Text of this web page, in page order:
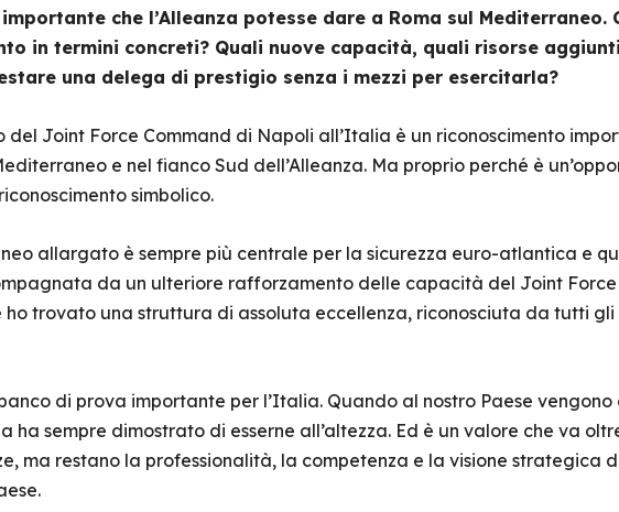
che l’Alleanza potesse dare a Roma sul
in termini concreti? Quali nuove capacità, quali risorse
una delega di prestigio senza i mezzi per esercitarla?
del Joint Force Command di Napoli all’Italia è un riconoscimento
e nel fianco Sud dell’Alleanza. Ma proprio perché è
simbolico.
allargato è sempre più centrale per la sicurezza euro-atlantica e
da un ulteriore rafforzamento delle capacità del Joint
ho trovato una struttura di assoluta eccellenza, riconosciuta da tutti
di prova importante per l’Italia. Quando al nostro Paese
ha sempre dimostrato di esserne all’altezza. Ed è un valore che va
ma restano la professionalità, la competenza e la visione strategica